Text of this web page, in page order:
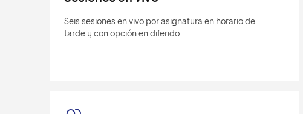
Seis sesiones en vivo por asignatura en horario de
tarde y con opción en diferido.